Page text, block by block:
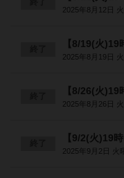
2025年8月12日 火
【8/19(火
2025年8月19日 火
【8/26(火
2025年8月26日 火
【9/2(火)19
2025年9月2日 火